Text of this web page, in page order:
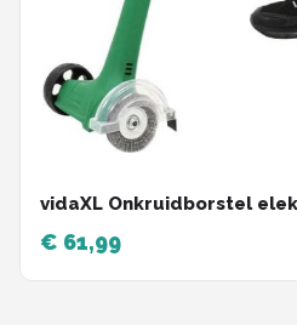
vidaXL Onkruidborstel
€ 61,99